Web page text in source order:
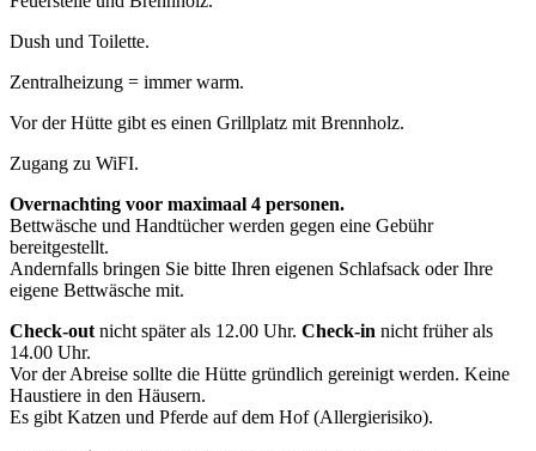
Dush und Toilette.
Zentralheizung = immer warm.
Vor der Hütte gibt es einen Grillplatz mit Brennholz.
Zugang zu WiFI.
Overnachting voor maximaal 4 personen.
Bettwäsche und Handtücher werden gegen eine Gebühr
bereitgestellt.
Andernfalls bringen Sie bitte Ihren eigenen Schlafsack oder Ihre
eigene Bettwäsche mit.
Check-out nicht später als 12.00 Uhr. Check-in nicht früher als
14.00 Uhr.
Vor der Abreise sollte die Hütte gründlich gereinigt werden. Keine
Haustiere in den Häusern.
Es gibt Katzen und Pferde auf dem Hof (Allergierisiko).